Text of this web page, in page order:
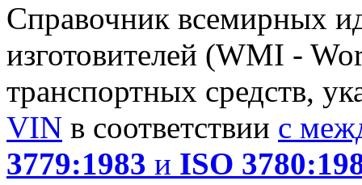
Справочник всемирных
изготовителей (WMI -
транспортных средств,
VIN в соответствии с
3779:1983 и ISO